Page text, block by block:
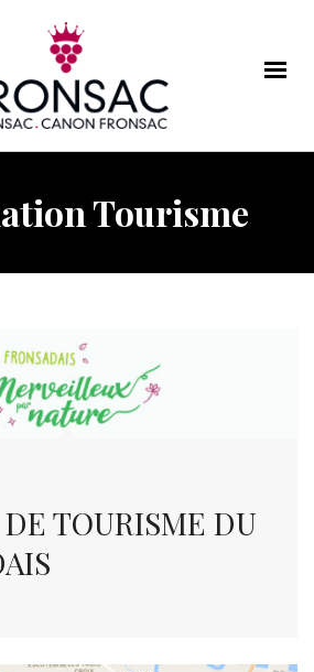
Tourisme
DE TOURISME DU